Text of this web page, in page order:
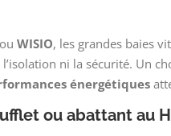
ou WISIO, les grandes baies
ni la sécurité. Un
énergétiques
ou abattant au